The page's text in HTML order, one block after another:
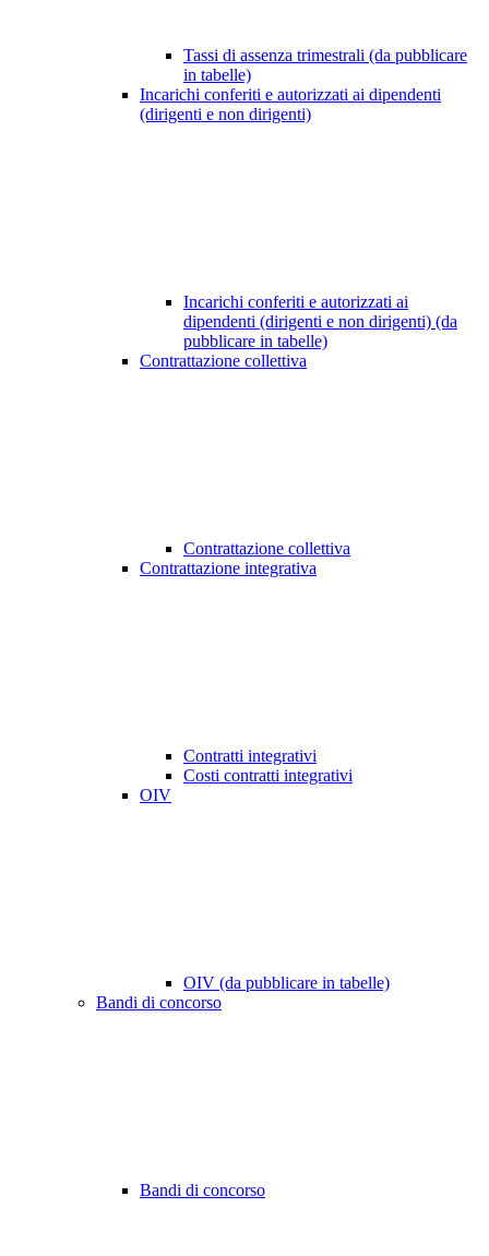
Tassi di assenza trimestrali (da pubblicare
in tabelle)
Incarichi conferiti e autorizzati ai dipendenti
(dirigenti e non dirigenti)
Incarichi conferiti e autorizzati ai
dipendenti (dirigenti e non dirigenti) (da
pubblicare in tabelle)
Contrattazione collettiva
Contrattazione collettiva
Contrattazione integrativa
Contratti integrativi
Costi contratti integrativi
OIV
OIV (da pubblicare in tabelle)
Bandi di concorso
Bandi di concorso